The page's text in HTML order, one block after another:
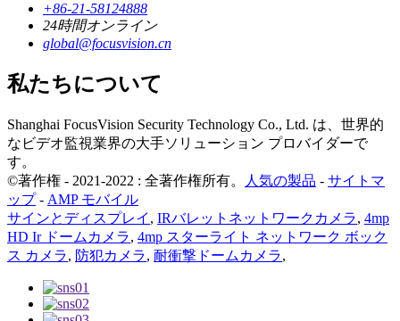
+86-21-58124888
24時間オンライン
global@focusvision.cn
私たちについて
Shanghai FocusVision Security Technology Co., Ltd. は、世界的
なビデオ監視業界の大手ソリューション プロバイダーで
す。
©著作権 - 2021-2022 : 全著作権所有。
人気の製品 - サイトマ
ップ- AMP モバイル
サインとディスプレイ , IRバレットネットワークカメラ, 4mp
HD Ir ドームカメラ, 4mp スターライト ネットワーク ボック
ス カメラ, 防犯カメラ, 耐衝撃ドームカメラ,